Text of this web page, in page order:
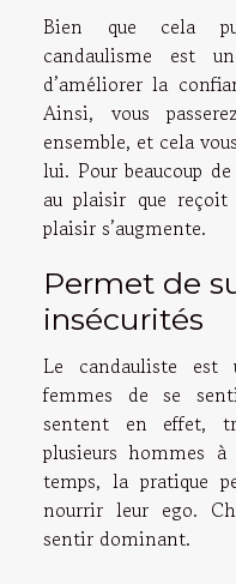
Bien que cela
candaulisme est
d’améliorer la
Ainsi, vous
ensemble, et cela
lui. Pour beaucoup
au plaisir que
plaisir s’augmente.
Permet de
insécurités
Le candauliste
femmes de se
sentent en effet,
plusieurs hommes
temps, la pratique
nourrir leur ego.
sentir dominant.